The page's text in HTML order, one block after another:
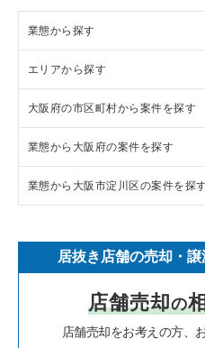
業態から探す
ラーメンの居抜き売却物件の案
フランス料理の居抜き売却物件
イタリア料理の居抜き売却物件
中華の居抜き売却物件の案件一
寿司の居抜き売却物件の案件一
焼肉の居抜き売却物件の案件一
鉄板焼き・お好み焼の居抜き売
エリアから探す
東京23区の飲食店の居抜き売却
東京都下の飲食店の居抜き売却
千葉県の飲食店の居抜き売却物
神奈川県の飲食店の居抜き売却
大阪府の飲食店の居抜き売却物
兵庫県の飲食店の居抜き売却物
大阪府の市区町村から案件を探す
大阪市北区の飲食店の居抜き売
大阪市中央区の飲食店の居抜き
堺市北区の飲食店の居抜き売却
堺市中区の飲食店の居抜き売却
大阪市西区の飲食店の居抜き売
業態から大阪府の案件を探す
大阪府のラーメンの居抜き売却
大阪府のイタリア料理の居抜き
大阪府の中華の居抜き売却物件
大阪府のそば・うどんの居抜き
業態から大阪市淀川区の案件を探
大阪市淀川区の中華の居抜き売
大阪市淀川区の焼肉の居抜き売
大阪市淀川区の鉄板焼き・お好
居抜き店舗の売却・
店舗売却の
店舗売却をお考えの方、